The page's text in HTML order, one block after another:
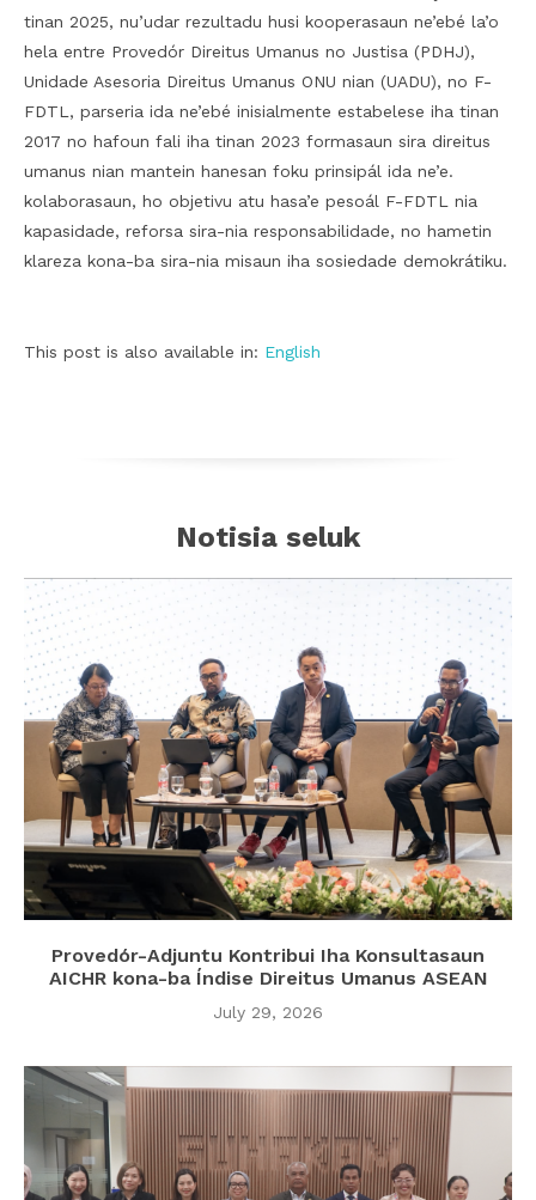
tinan 2025, nu’udar rezultadu husi kooperasaun ne’ebé la’o
hela entre Provedór Direitus Umanus no Justisa (PDHJ),
Unidade Asesoria Direitus Umanus ONU nian (UADU), no F-
FDTL, parseria ida ne’ebé inisialmente estabelese iha tinan
2017 no hafoun fali iha tinan 2023 formasaun sira direitus
umanus nian mantein hanesan foku prinsipál ida ne’e.
kolaborasaun, ho objetivu atu hasa’e pesoál F-FDTL nia
kapasidade, reforsa sira-nia responsabilidade, no hametin
klareza kona-ba sira-nia misaun iha sosiedade demokrátiku.
This post is also available in: English
Notisia seluk
Provedór-Adjuntu Kontribui Iha Konsultasaun
AICHR kona-ba Índise Direitus Umanus ASEAN
July 29, 2026